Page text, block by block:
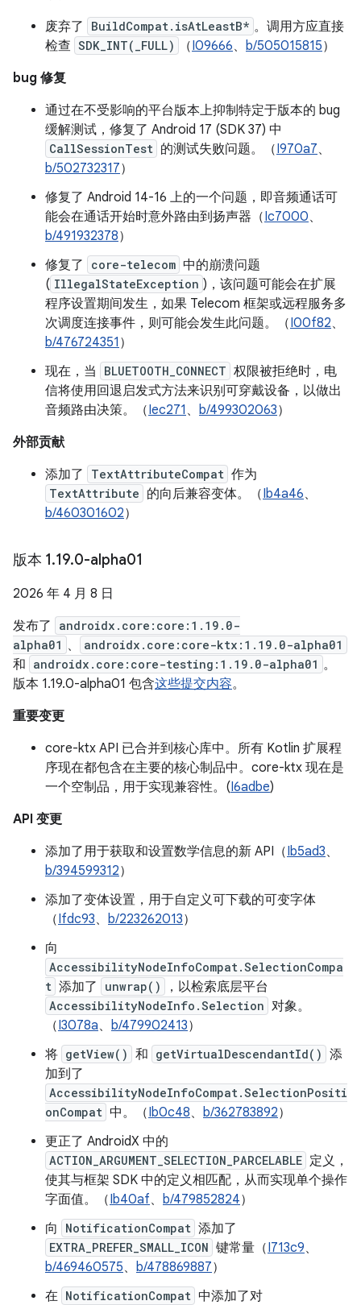
废弃了
BuildCompat.isAtLeastB* 。调用方应直接
检查 SDK_INT(_FULL) （I09666、 b/505015815）
bug 修复
通过在不受影响的平台版本上抑制特定于版本的 bug
缓解测试，修复了 Android 17 (SDK 37) 中
CallSessionTest 的测试失败问题。（I970a7、
b/502732317）
修复了 Android 14-16 上的一个问题，即音频通话可
能会在通话开始时意外路由到扬声器（Ic7000、
b/491932378）
修复了
core-telecom 中的崩溃问题
( IllegalStateException )，该问题可能会在扩展
程序设置期间发生，如果 Telecom 框架或远程服务多
次调度连接事件，则可能会发生此问题。（I00f82、
b/476724351 ）
现在，当
BLUETOOTH_CONNECT 权限被拒绝时，电
信将使用回退启发式方法来识别可穿戴设备，以做出
音频路由决策。（Iec271 、 b/499302063）
外部贡献
添加了
TextAttributeCompat 作为
TextAttribute 的向后兼容变体。（Ib4a46、
b/460301602）
版本 1.19.0-alpha01
2026 年 4 月 8 日
发布了
androidx.core:core:1.19.0-
alpha01 、 androidx.core:core-ktx:1.19.0-alpha01
和 androidx.core:core-testing:1.19.0-alpha01 。
版本 1.19.0-alpha01 包含这些提交内容。
重要变更
core-ktx API 已合并到核心库中。所有 Kotlin 扩展程
序现在都包含在主要的核心制品中。core-ktx 现在是
一个空制品，用于实现兼容性。(I6adbe)
API 变更
添加了用于获取和设置数学信息的新 API（Ib5ad3、
b/394599312）
添加了变体设置，用于自定义可下载的可变字体
（Ifdc93、 b/223262013）
向
AccessibilityNodeInfoCompat.SelectionCompa
t 添加了 unwrap() ，以检索底层平台
AccessibilityNodeInfo.Selection 对象。
（I3078a、 b/479902413）
将 getView() 和 getVirtualDescendantId() 添
加到了
AccessibilityNodeInfoCompat.SelectionPositi
onCompat 中。（Ib0c48、 b/362783892）
更正了 AndroidX 中的
ACTION_ARGUMENT_SELECTION_PARCELABLE 定义，
使其与框架 SDK 中的定义相匹配，从而实现单个操作
字面值。（Ib40af、 b/479852824）
向
NotificationCompat 添加了
EXTRA_PREFER_SMALL_ICON 键常量（I713c9、
b/469460575、 b/478869887）
在 NotificationCompat 中添加了对